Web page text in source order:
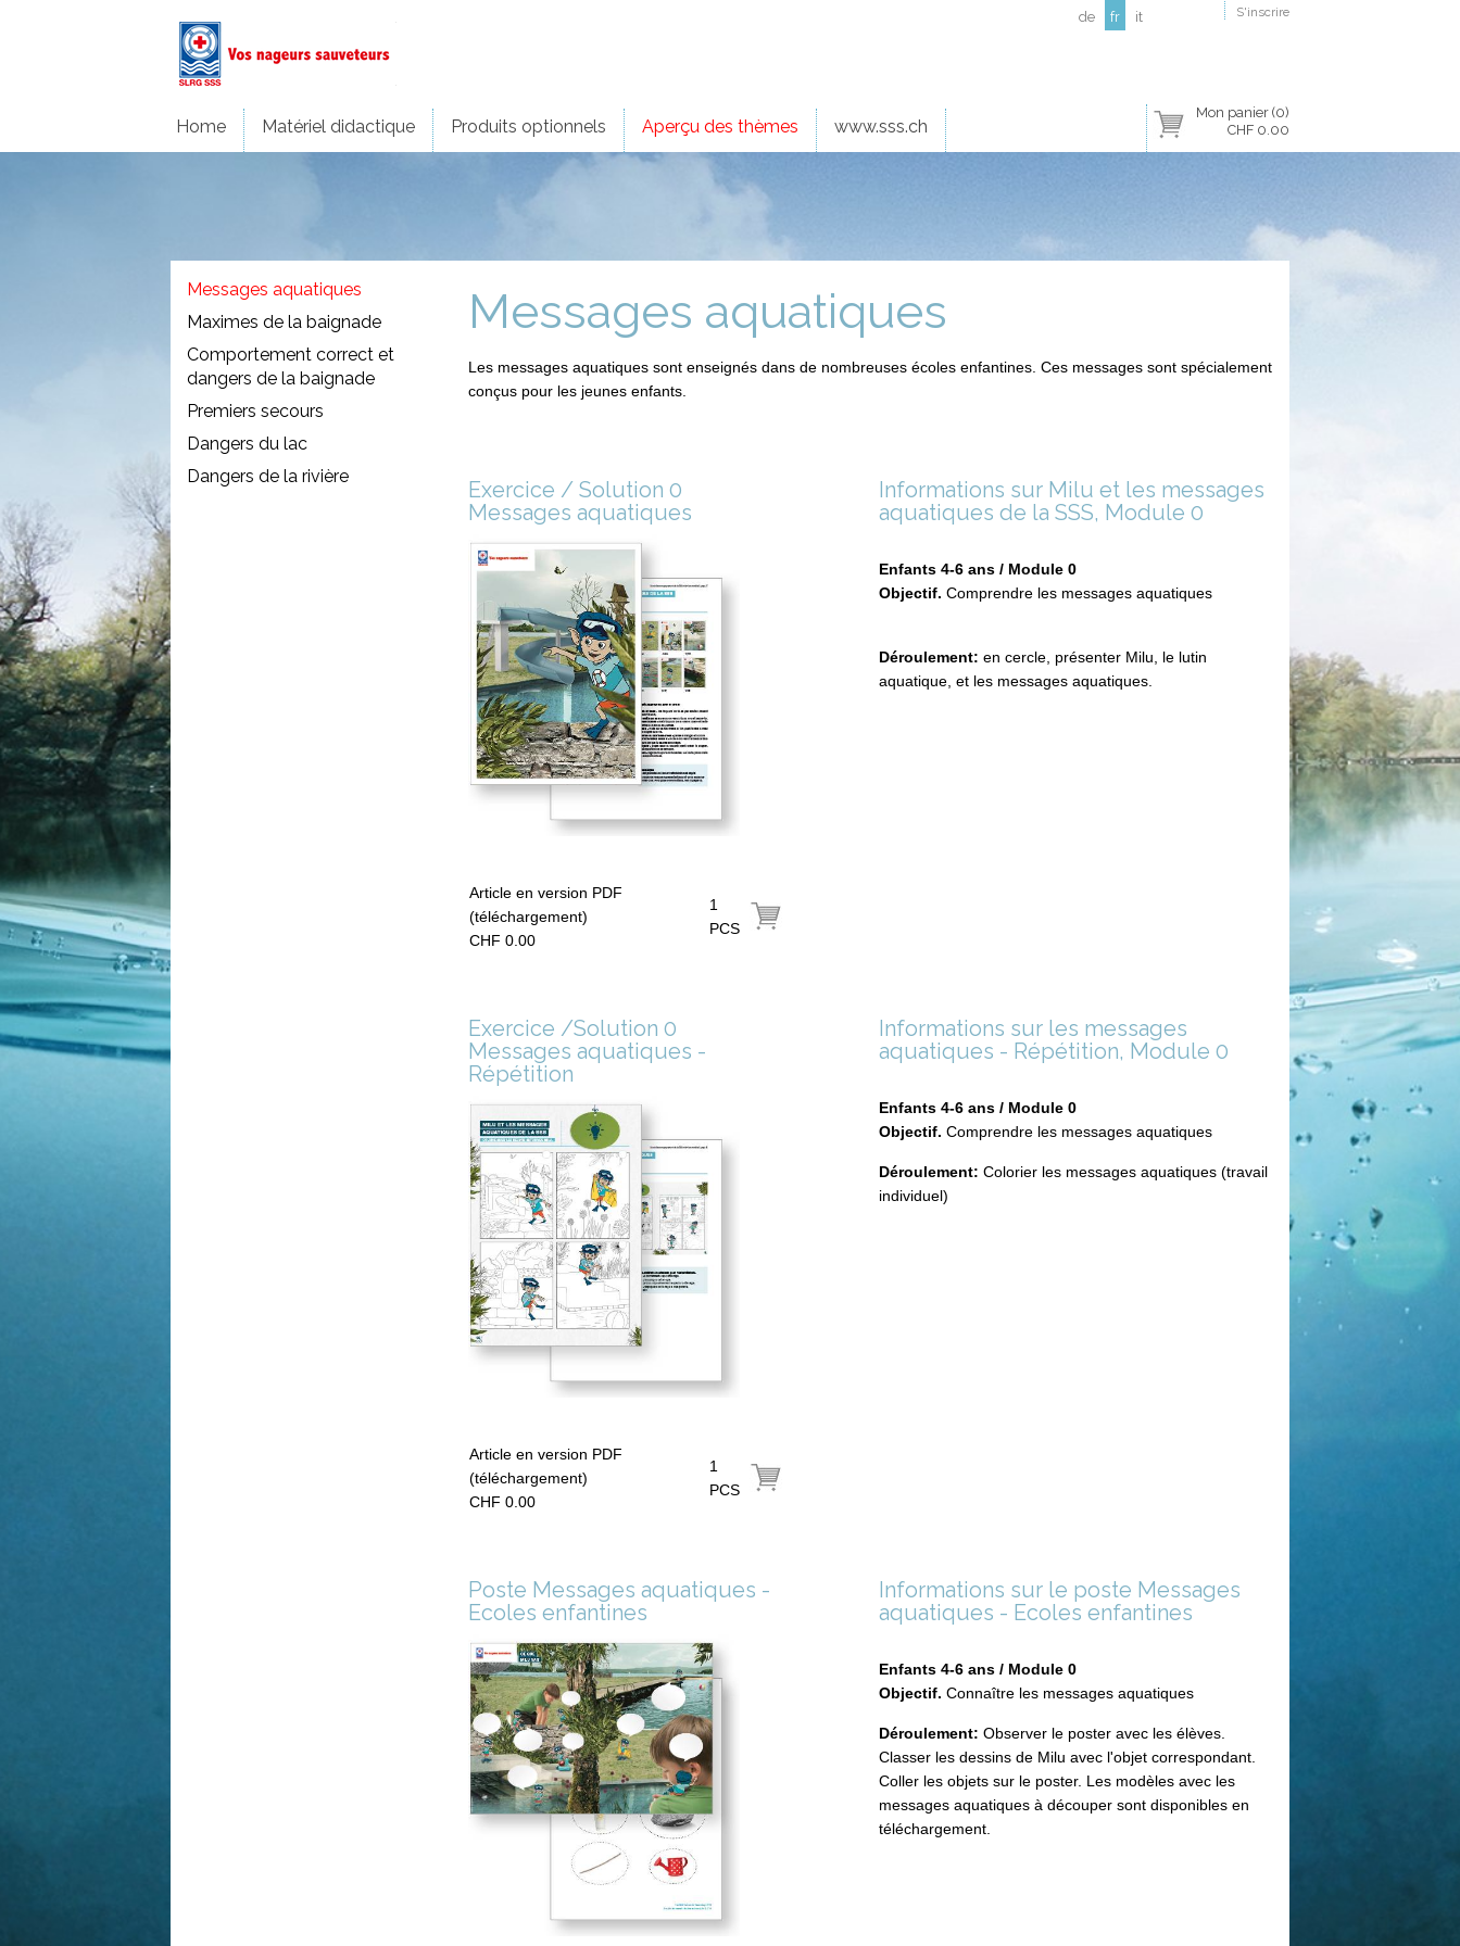
S'inscrire
de fr it
Home Matériel didactique Produits optionnels Aperçu des thèmes www.sss.ch
Mon panier (0)
CHF 0.00
Messages aquatiques
Maximes de la baignade
Comportement correct et
dangers de la baignade
Premiers secours
Dangers du lac
Dangers de la rivière
Messages aquatiques
Les messages aquatiques sont enseignés dans de nombreuses écoles enfantines. Ces messages sont spécialement
conçus pour les jeunes enfants.
Exercice / Solution 0
Messages aquatiques
Article en version PDF
(téléchargement)
CHF 0.00
1
PCS
Informations sur Milu et les messages
aquatiques de la SSS, Module 0
Enfants 4-6 ans / Module 0
Objectif. Comprendre les messages aquatiques
Déroulement: en cercle, présenter Milu, le lutin
aquatique, et les messages aquatiques.
Exercice /Solution 0
Messages aquatiques -
Répétition
Article en version PDF
(téléchargement)
CHF 0.00
1
PCS
Informations sur les messages
aquatiques - Répétition, Module 0
Enfants 4-6 ans / Module 0
Objectif. Comprendre les messages aquatiques
Déroulement: Colorier les messages aquatiques (travail
individuel)
Poste Messages aquatiques -
Ecoles enfantines
Informations sur le poste Messages
aquatiques - Ecoles enfantines
Enfants 4-6 ans / Module 0
Objectif. Connaître les messages aquatiques
Déroulement: Observer le poster avec les élèves.
Classer les dessins de Milu avec l'objet correspondant.
Coller les objets sur le poster. Les modèles avec les
messages aquatiques à découper sont disponibles en
téléchargement.